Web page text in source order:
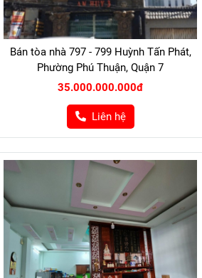
Bán tòa nhà 797 - 799 Huỳnh Tấn Phát,
Phường Phú Thuận, Quận 7
35.000.000.000đ
Liên hệ